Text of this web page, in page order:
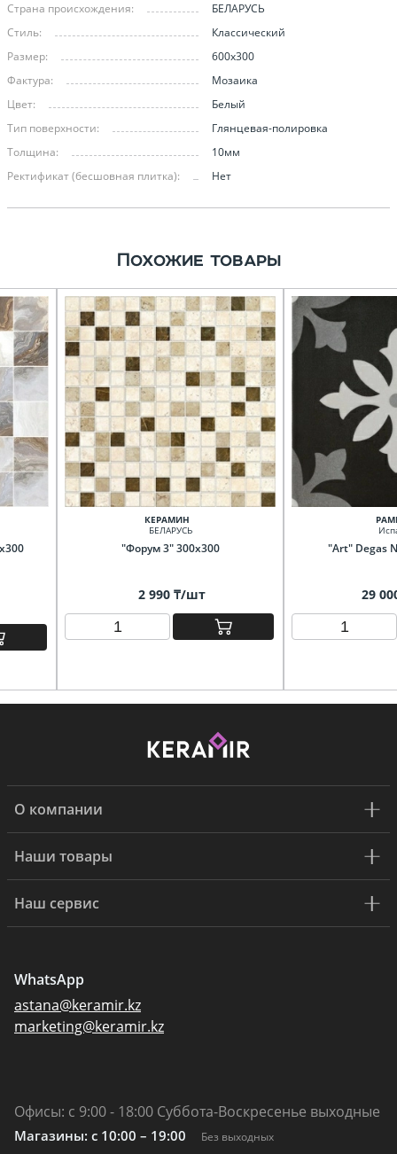
Страна происхождения:
БЕЛАРУСЬ
Стиль:
Классический
Размер:
600х300
Фактура:
Мозаика
Цвет:
Белый
Тип поверхности:
Глянцевая-полировка
Толщина:
10мм
Ректификат (бесшовная плитка):
Нет
Похожие товары
КЕРАМИН
БЕЛАРУСЬ
"Форум 3" 300х300
2 990 ₸/шт
"Art" Degas
29
О компании
Наши товары
Наш сервис
WhatsApp
astana@keramir.kz
marketing@keramir.kz
Офисы: с 9:00 - 18:00 Суббота-Воскресенье выходные
Магазины: c 10:00 – 19:00 Без выходных